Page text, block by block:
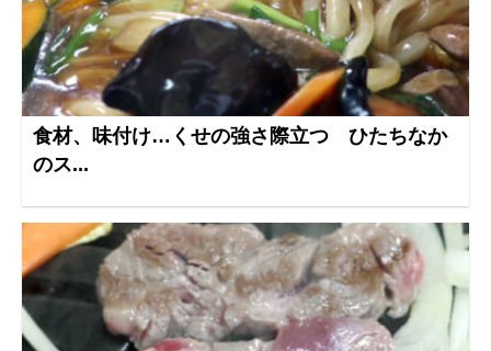
食材、味付け…くせの強さ際立つ ひたちなか
のス...